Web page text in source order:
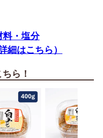
料・塩分
細はこちら）
ら！